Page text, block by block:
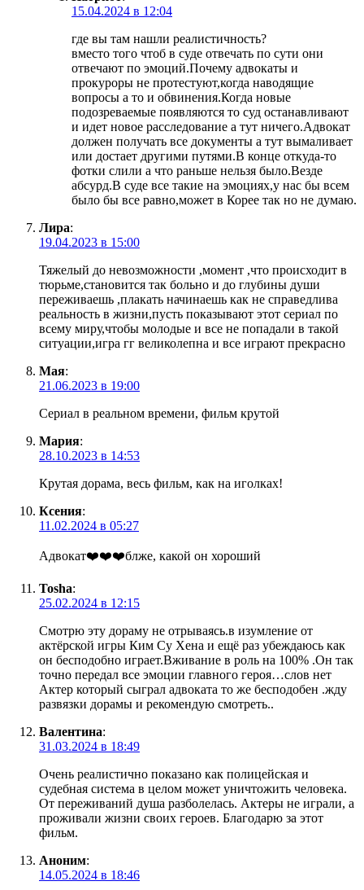
15.04.2024 в 12:04
где вы там нашли реалистичность?
вместо того чтоб в суде отвечать по сути они
отвечают по эмоций.Почему адвокаты и
прокуроры не протестуют,когда наводящие
вопросы а то и обвинения.Когда новые
подозреваемые появляются то суд останавливают
и идет новое расследование а тут ничего.Адвокат
должен получать все документы а тут вымаливает
или достает другими путями.В конце откуда-то
фотки слили а что раньше нельзя было.Везде
абсурд.В суде все такие на эмоциях,у нас бы всем
было бы все равно,может в Корее так но не думаю.
Лира:
19.04.2023 в 15:00
Тяжелый до невозможности ,момент ,что происходит в
тюрьме,становится так больно и до глубины души
переживаешь ,плакать начинаешь как не справедлива
реальность в жизни,пусть показывают этот сериал по
всему миру,чтобы молодые и все не попадали в такой
ситуации,игра гг великолепна и все играют прекрасно
Мая:
21.06.2023 в 19:00
Сериал в реальном времени, фильм крутой
Мария:
28.10.2023 в 14:53
Крутая дорама, весь фильм, как на иголках!
Ксения:
11.02.2024 в 05:27
Адвокат❤️❤️❤️блже, какой он хороший
Tosha:
25.02.2024 в 12:15
Смотрю эту дораму не отрываясь.в изумление от
актёрской игры Ким Су Хена и ещё раз убеждаюсь как
он бесподобно играет.Вживание в роль на 100% .Он так
точно передал все эмоции главного героя…слов нет
Актер который сыграл адвоката то же бесподобен .жду
развязки дорамы и рекомендую смотреть..
Валентина:
31.03.2024 в 18:49
Очень реалистично показано как полицейская и
судебная система в целом может уничтожить человека.
От переживаний душа разболелась. Актеры не играли, а
проживали жизни своих героев. Благодарю за этот
фильм.
Аноним:
14.05.2024 в 18:46